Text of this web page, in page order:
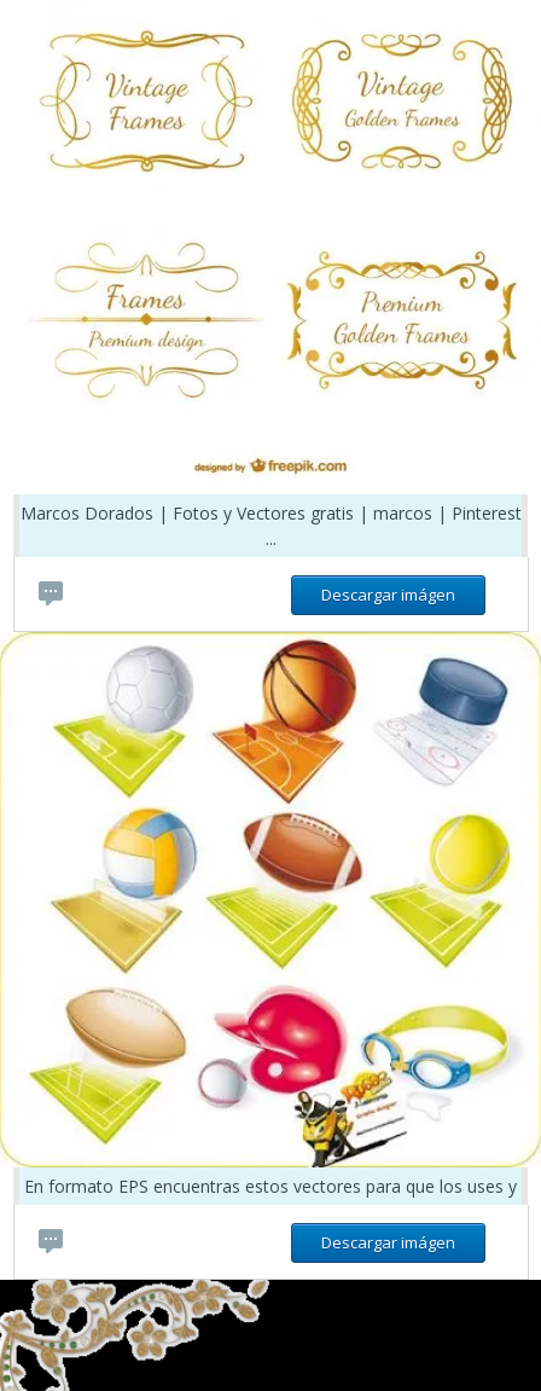
Marcos Dorados | Fotos y Vectores gratis | marcos | Pinterest
...
Descargar imágen
En formato EPS encuentras estos vectores para que los uses y
Descargar imágen